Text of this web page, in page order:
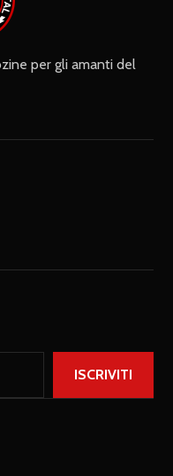
per gli amanti del
ISCRIVITI